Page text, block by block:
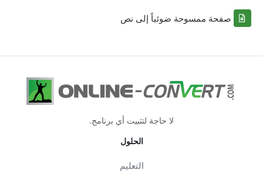
صفحة ممسوحة ضوئياً إلى نص
لا حاجة لتثبيت أي برنامج.
الحلول
التعليم